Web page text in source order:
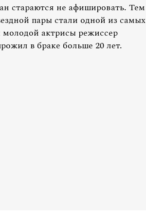
стараются не афишировать. Тем
пары стали одной из самых
актрисы режиссер
в браке больше 20 лет.